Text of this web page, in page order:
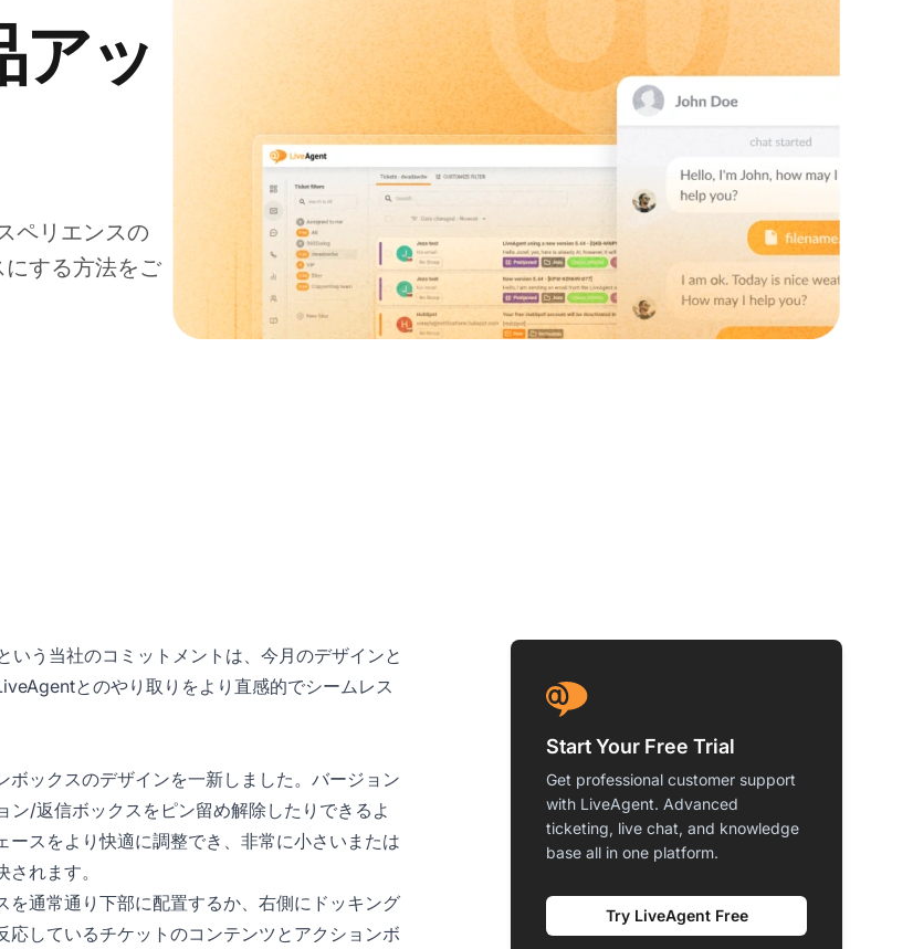
アッ
ペリエンスの
する方法をご
う当社のコミットメントは、今月のデザインと
とのやり取りをより直感的でシームレス
ックスのデザインを一新しました。バージョン
/返信ボックスをピン留め解除したりできるよ
スをより快適に調整でき、非常に小さいまたは
れます。
を通常通り下部に配置するか、右側にドッキング
しているチケットのコンテンツとアクションボ
Start Your Free Trial
Get professional customer support
with LiveAgent. Advanced
ticketing, live chat, and knowledge
base all in one platform.
Try LiveAgent Free